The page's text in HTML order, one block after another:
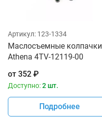
Артикул: 123-1334
Маслосъемные колпачки
Athena 4TV-12119-00
от 352 ₽
Доступно:2 шт.
Подробнее